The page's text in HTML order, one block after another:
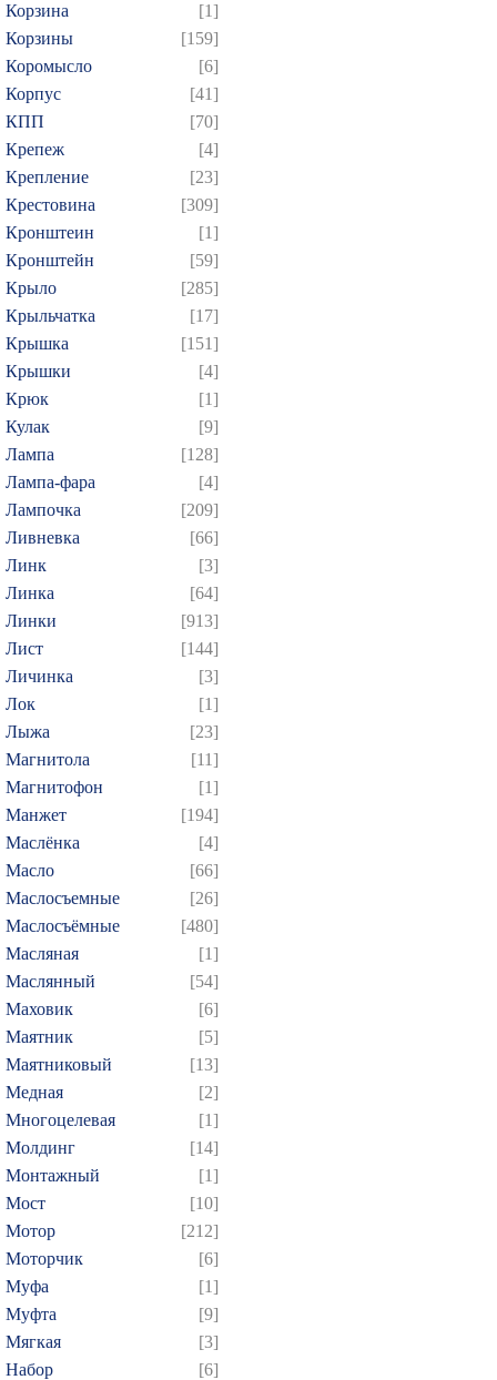
Корзина
[1]
Корзины
[159]
Коромысло
[6]
Корпус
[41]
КПП
[70]
Крепеж
[4]
Крепление
[23]
Крестовина
[309]
Кронштеин
[1]
Кронштейн
[59]
Крыло
[285]
Крыльчатка
[17]
Крышка
[151]
Крышки
[4]
Крюк
[1]
Кулак
[9]
Лампа
[128]
Лампа-фара
[4]
Лампочка
[209]
Ливневка
[66]
Линк
[3]
Линка
[64]
Линки
[913]
Лист
[144]
Личинка
[3]
Лок
[1]
Лыжа
[23]
Магнитола
[11]
Магнитофон
[1]
Манжет
[194]
Маслёнка
[4]
Масло
[66]
Маслосъемные
[26]
Маслосъёмные
[480]
Масляная
[1]
Маслянный
[54]
Маховик
[6]
Маятник
[5]
Маятниковый
[13]
Медная
[2]
Многоцелевая
[1]
Молдинг
[14]
Монтажный
[1]
Мост
[10]
Мотор
[212]
Моторчик
[6]
Муфа
[1]
Муфта
[9]
Мягкая
[3]
Набор
[6]